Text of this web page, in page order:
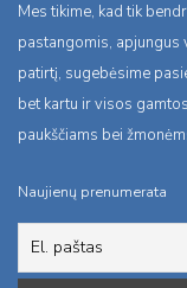
Mes tikime, kad tik
pastangomis, apjungus
patirtį, sugebėsime
bet kartu ir visos
paukščiams bei
Naujienų prenumerata